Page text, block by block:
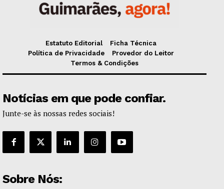
Estatuto Editorial
Ficha Técnica
Política de Privacidade
Provedor do Leitor
Termos & Condições
Notícias em que pode confiar.
Junte-se às nossas redes sociais!
Sobre Nós: